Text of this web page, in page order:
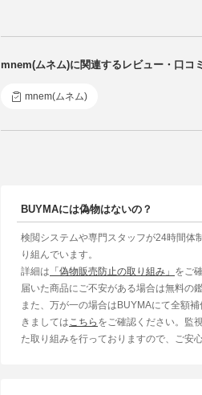
mnem(ムネム)に関連するレビュー・口コミ
mnem(ムネム)
BUYMAには偽物はないの？
検閲システムや専門スタッフが24時間体
り組んでいます。
詳細は 「偽物販売防止の取り組み」 をご
届いた商品にご不安がある場合は無料の
また、万が一の場合はBUYMAにて全額
きましては こちら をご確認ください。監
た取り組みを行っておりますので、ご安